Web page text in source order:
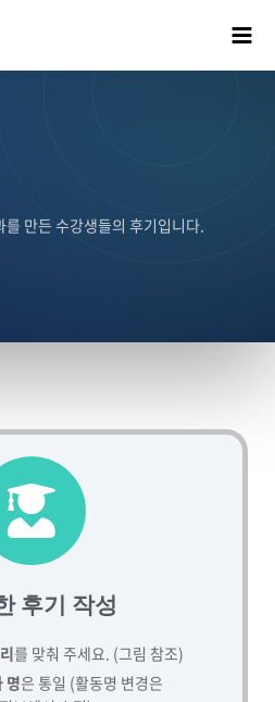
만든 수강생들의 후기입니다.
후기 작성
를 맞춰 주세요. (그림 참조)
명은 통일 (활동명 변경은